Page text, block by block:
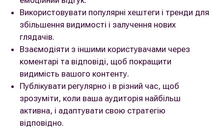
Використовувати популярні хештеги і тренди для
збільшення видимості і залучення нових
глядачів.
Взаємодіяти з іншими користувачами через
коментарі та відповіді, щоб покращити
видимість вашого контенту.
Публікувати регулярно і в різний час, щоб
зрозуміти, коли ваша аудиторія найбільш
активна, і адаптувати свою стратегію
відповідно.